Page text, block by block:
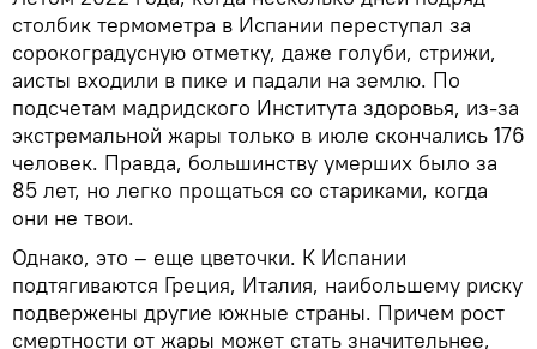
столбик термометра в Испании переступал за
сорокоградусную отметку, даже голуби, стрижи,
аисты входили в пике и падали на землю. По
подсчетам мадридского Института здоровья, из-за
экстремальной жары только в июле скончались 176
человек. Правда, большинству умерших было за
85 лет, но легко прощаться со стариками, когда
они не твои.
Однако, это – еще цветочки. К Испании
подтягиваются Греция, Италия, наибольшему риску
подвержены другие южные страны. Причем рост
смертности от жары может стать значительнее,